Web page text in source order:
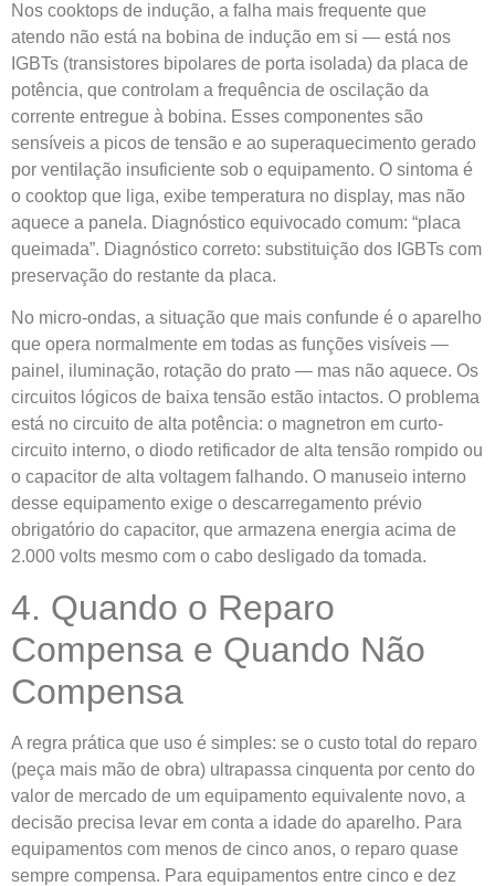
Nos cooktops de indução, a falha mais frequente que
atendo não está na bobina de indução em si — está nos
IGBTs (transistores bipolares de porta isolada) da placa de
potência, que controlam a frequência de oscilação da
corrente entregue à bobina. Esses componentes são
sensíveis a picos de tensão e ao superaquecimento gerado
por ventilação insuficiente sob o equipamento. O sintoma é
o cooktop que liga, exibe temperatura no display, mas não
aquece a panela. Diagnóstico equivocado comum: “placa
queimada”. Diagnóstico correto: substituição dos IGBTs com
preservação do restante da placa.
No micro-ondas, a situação que mais confunde é o aparelho
que opera normalmente em todas as funções visíveis —
painel, iluminação, rotação do prato — mas não aquece. Os
circuitos lógicos de baixa tensão estão intactos. O problema
está no circuito de alta potência: o magnetron em curto-
circuito interno, o diodo retificador de alta tensão rompido ou
o capacitor de alta voltagem falhando. O manuseio interno
desse equipamento exige o descarregamento prévio
obrigatório do capacitor, que armazena energia acima de
2.000 volts mesmo com o cabo desligado da tomada.
4. Quando o Reparo
Compensa e Quando Não
Compensa
A regra prática que uso é simples: se o custo total do reparo
(peça mais mão de obra) ultrapassa cinquenta por cento do
valor de mercado de um equipamento equivalente novo, a
decisão precisa levar em conta a idade do aparelho. Para
equipamentos com menos de cinco anos, o reparo quase
sempre compensa. Para equipamentos entre cinco e dez